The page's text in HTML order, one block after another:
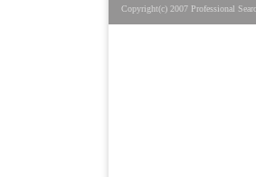
Copyright(c) 2007 Professional